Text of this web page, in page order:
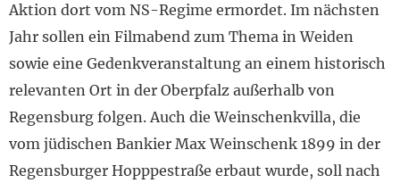
Aktion dort vom NS-Regime ermordet. Im nächsten
Jahr sollen ein Filmabend zum Thema in Weiden
sowie eine Gedenkveranstaltung an einem historisch
relevanten Ort in der Oberpfalz außerhalb von
Regensburg folgen. Auch die Weinschenkvilla, die
vom jüdischen Bankier Max Weinschenk 1899 in der
Regensburger Hopppestraße erbaut wurde, soll nach